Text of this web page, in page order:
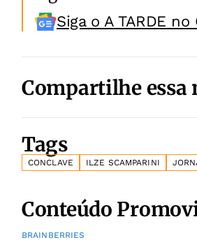
Siga o A TARDE
Compartilhe essa
Tags
CONCLAVE ILZE SCAMPARINI